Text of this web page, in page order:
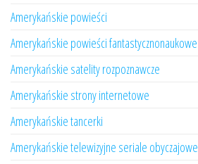
Amerykańskie powieści
Amerykańskie powieści fantastycznonaukowe
Amerykańskie satelity rozpoznawcze
Amerykańskie strony internetowe
Amerykańskie tancerki
Amerykańskie telewizyjne seriale obyczajowe